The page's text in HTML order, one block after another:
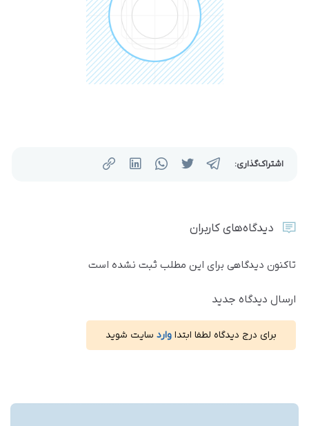
اشتراک‌گذاری:
دیدگاه‌های کاربران
تاکنون دیدگاهی برای این مطلب ثبت نشده است
ارسال دیدگاه جدید
برای درج دیدگاه لطفا ابتدا وارد سایت شوید